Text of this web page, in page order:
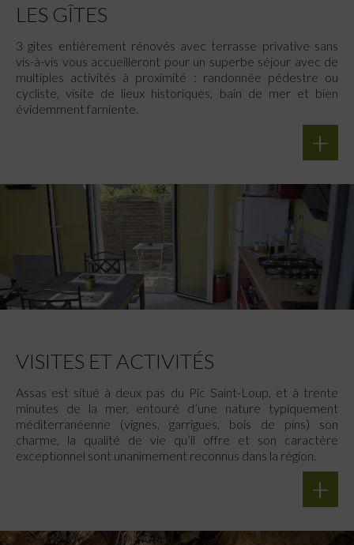
LES GÎTES
3 gîtes entièrement rénovés avec terrasse privative sans
vis-à-vis vous accueilleront pour un superbe séjour avec de
multiples activités à proximité : randonnée pédestre ou
cycliste, visite de lieux historiques, bain de mer et bien
évidemment farniente.
+
VISITES ET ACTIVITÉS
Assas est situé à deux pas du Pic Saint-Loup, et à trente
minutes de la mer, entouré d’une nature typiquement
méditerranéenne (vignes, garrigues, bois de pins) son
charme, la qualité de vie qu’il offre et son caractère
exceptionnel sont unanimement reconnus dans la région.
+